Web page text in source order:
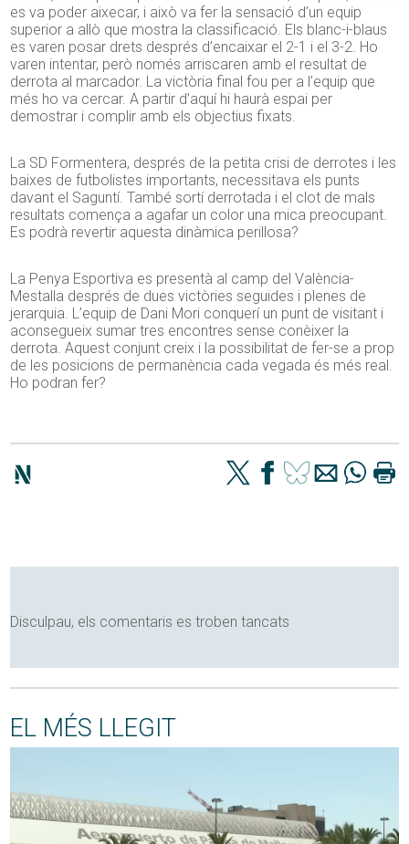
es va poder aixecar, i això va fer la sensació d’un equip
superior a allò que mostra la classificació. Els blanc-i-blaus
es varen posar drets després d’encaixar el 2-1 i el 3-2. Ho
varen intentar, però només arriscaren amb el resultat de
derrota al marcador. La victòria final fou per a l’equip que
més ho va cercar. A partir d’aquí hi haurà espai per
demostrar i complir amb els objectius fixats.
La SD Formentera, després de la petita crisi de derrotes i les
baixes de futbolistes importants, necessitava els punts
davant el Saguntí. També sortí derrotada i el clot de mals
resultats comença a agafar un color una mica preocupant.
Es podrà revertir aquesta dinàmica perillosa?
La Penya Esportiva es presentà al camp del València-
Mestalla després de dues victòries seguides i plenes de
jerarquia. L’equip de Dani Mori conquerí un punt de visitant i
aconsegueix sumar tres encontres sense conèixer la
derrota. Aquest conjunt creix i la possibilitat de fer-se a prop
de les posicions de permanència cada vegada és més real.
Ho podran fer?
Disculpau, els comentaris es troben tancats
EL MÉS LLEGIT